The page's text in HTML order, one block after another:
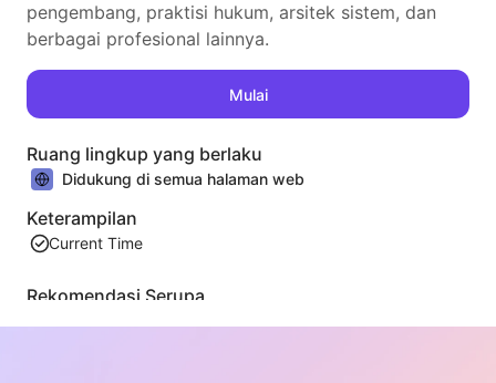
pengembang, praktisi hukum, arsitek sistem, dan
berbagai profesional lainnya.
Mulai
Ruang lingkup yang berlaku
Didukung di semua halaman web
Keterampilan
Current Time
Rekomendasi Serupa